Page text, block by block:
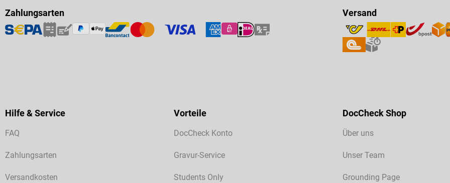
Zahlungsarten Versand
Hilfe & Service
FAQ
Zahlungsarten
Versandkosten
Vorteile
DocCheck Konto
Gravur-Service
Students Only
DocCheck Shop
Über uns
Unser Team
Grounding Page